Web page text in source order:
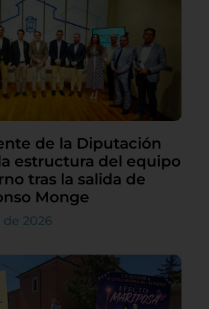
de la Diputación
estructura del equipo
tras la salida de
Monge
2026